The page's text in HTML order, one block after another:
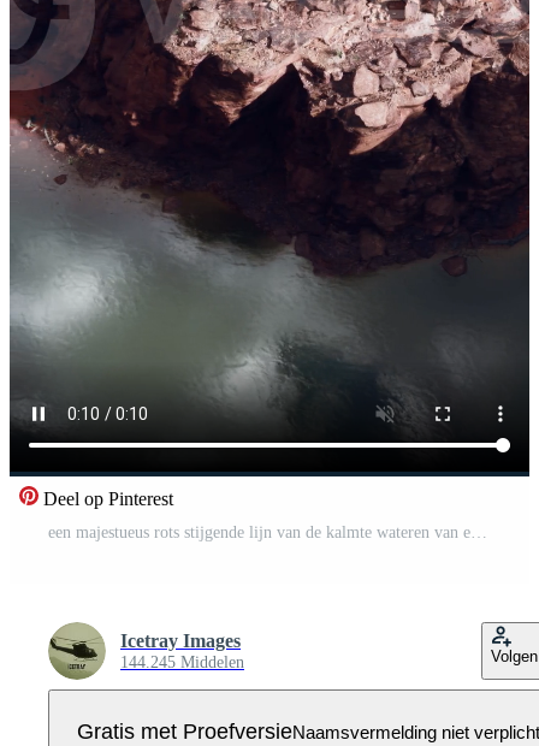
Deel op Pinterest
Icetray Images
144.245 Middelen Volgen
Gratis met ProefversieNaamsvermelding niet verplicht